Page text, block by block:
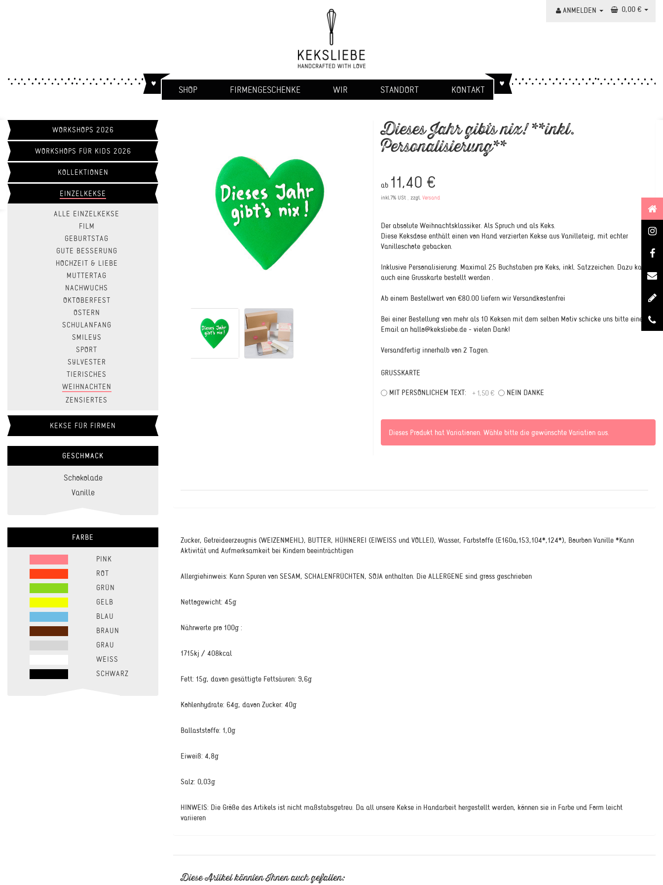
ANMELDEN 0,00 €
SHOP FIRMENGESCHENKE WIR STANDORT KONTAKT
Dieses Jahr gibts nix! **inkl.
Personalisierung**
ab 11,40 €
inkl.7% USt , zzgl. Versand
Der absolute Weihnachtsklassiker. Als Spruch und als Keks.
Diese Keksdose enthält einen von Hand verzierten Kekse aus Vanilleteig, mit echter
Vanilleschote gebacken.
Inklusive Personalisierung. Maximal 25 Buchstaben pro Keks, inkl. Satzzeichen. Dazu kann
auch eine Grusskarte bestellt werden .
Ab einem Bestellwert von €80.00 liefern wir Versandkostenfrei
Bei einer Bestellung von mehr als 10 Keksen mit dem selben Motiv schicke uns bitte eine
Email an hallo@keksliebe.de - vielen Dank!
Versandfertig innerhalb von 2 Tagen.
GRUSSKARTE
MIT PERSÖNLICHEM TEXT: + 1,50 € NEIN DANKE
Dieses Produkt hat Variationen. Wähle bitte die gewünschte Variation aus.
Zucker, Getreideerzeugnis (WEIZENMEHL), BUTTER, HÜHNEREI (EIWEISS und VOLLEI), Wasser, Farbstoffe (E160a,153,104*,124*), Bourbon Vanille *Kann
Aktivität und Aufmerksamkeit bei Kindern beeinträchtigen
Allergiehinweis: Kann Spuren von SESAM, SCHALENFRÜCHTEN, SOJA enthalten. Die ALLERGENE sind gross geschrieben
Nettogewicht: 45g
Nährwerte pro 100g :
1715kj / 408kcal
Fett: 15g, davon gesättigte Fettsäuren: 9,6g
Kohlenhydrate: 64g, davon Zucker: 40g
Ballaststoffe: 1,0g
Eiweiß: 4,8g
Salz: 0,03g
HINWEIS: Die Größe des Artikels ist nicht maßstabsgetreu. Da all unsere Kekse in Handarbeit hergestellt werden, können sie in Farbe und Form leicht
variieren
Diese Artikel könnten Ihnen auch gefallen:
WORKSHOPS 2026
WORKSHOPS FÜR KIDS 2026
KOLLEKTIONEN
EINZELKEKSE
ALLE EINZELKEKSE
FILM
GEBURTSTAG
GUTE BESSERUNG
HOCHZEIT & LIEBE
MUTTERTAG
NACHWUCHS
OKTOBERFEST
OSTERN
SCHULANFANG
SMILEYS
SPORT
SYLVESTER
TIERISCHES
WEIHNACHTEN
ZENSIERTES
KEKSE FÜR FIRMEN
GESCHMACK
Schokolade
Vanille
FARBE
PINK
ROT
GRÜN
GELB
BLAU
BRAUN
GRAU
WEISS
SCHWARZ